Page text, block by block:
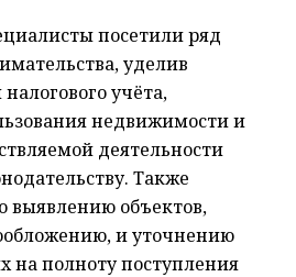
посетили ряд
уделив
учёта,
недвижимости и
деятельности
Также
выявлению объектов,
и уточнению
на полноту поступления